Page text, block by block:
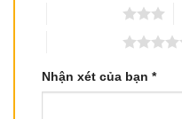
Nhận xét của bạn *